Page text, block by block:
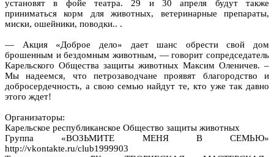
установят в фойе театра. 29 и 30 апреля будут также
приниматься корм для животных, ветеринарные препараты,
миски, ошейники, поводки.. .
— Акция «Доброе дело» дает шанс обрести свой дом
брошенным и бездомным животным, — говорит сопредседатель
Карельского Общества защиты животных Максим Оленичев. –
Мы надеемся, что петрозаводчане проявят благородство и
добросердечность, а свою семью найдут те, кто уже так давно
этого ждет!
Организаторы:
Карельское республиканское Общество защиты животных
Группа «ВОЗЬМИТЕ МЕНЯ В СЕМЬЮ»
http://vkontakte.ru/club1999903